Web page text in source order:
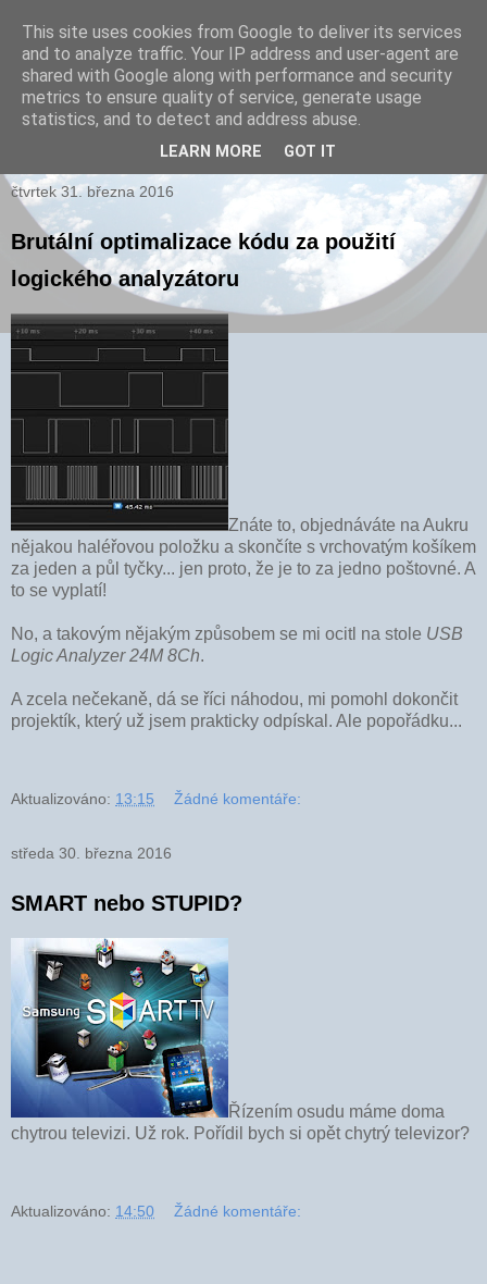
xPARI.cz
Autor přehršle vynálezů, které nefungovaly a několika, které
čtvrtek 31. března 2016
Brutální optimalizace kódu za použití
logického analyzátoru
Znáte to, objednáváte na Aukru
nějakou haléřovou položku a skončíte s vrchovatým košíkem
za jeden a půl tyčky... jen proto, že je to za jedno poštovné. A
to se vyplatí!
No, a takovým nějakým způsobem se mi ocitl na stole USB
Logic Analyzer 24M 8Ch.
A zcela nečekaně, dá se říci náhodou, mi pomohl dokončit
projektík, který už jsem prakticky odpískal. Ale popořádku...
Aktualizováno: 13:15 Žádné komentáře:
středa 30. března 2016
SMART nebo STUPID?
Řízením osudu máme doma
chytrou televizi. Už rok. Pořídil bych si opět chytrý televizor?
Aktualizováno: 14:50 Žádné komentáře:
This site uses cookies from Google to deliver its services
and to analyze traffic. Your IP address and user-agent are
shared with Google along with performance and security
metrics to ensure quality of service, generate usage
statistics, and to detect and address abuse.
LEARN MORE GOT IT